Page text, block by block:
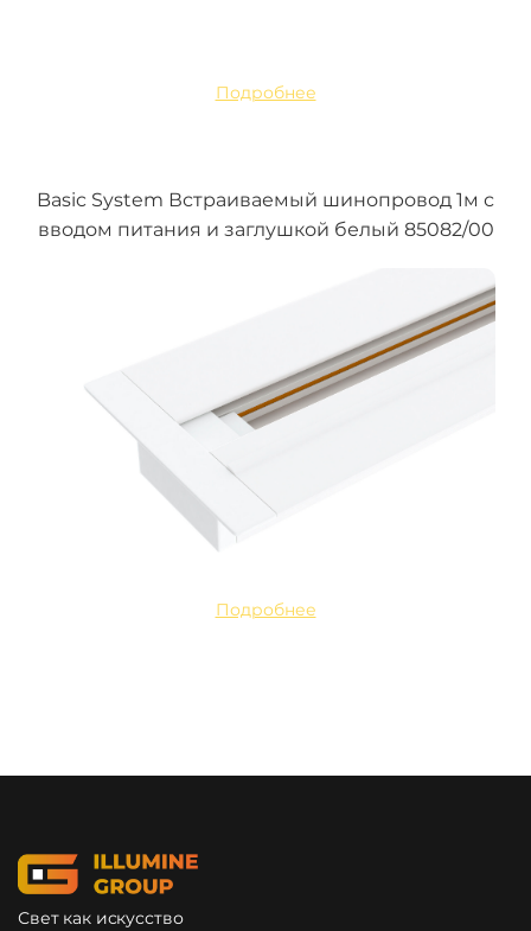
Подробнее
Basic System Встраиваемый шинопровод 1м с
вводом питания и заглушкой белый 85082/00
Подробнее
Свет как искусство